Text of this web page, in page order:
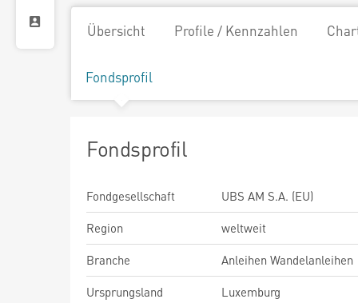
Übersicht Profile / Kennzahlen
Fondsprofil
Fondsprofil
Fondgesellschaft
UBS AM S.A. (EU)
Region
weltweit
Branche
Anleihen Wandelanleihen
Ursprungsland
Luxemburg